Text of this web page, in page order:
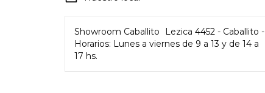
Showroom Caballito
Lezica 4452 - Caballito -
Horarios: Lunes a viernes de 9 a 13 y de 14 a
17 hs.